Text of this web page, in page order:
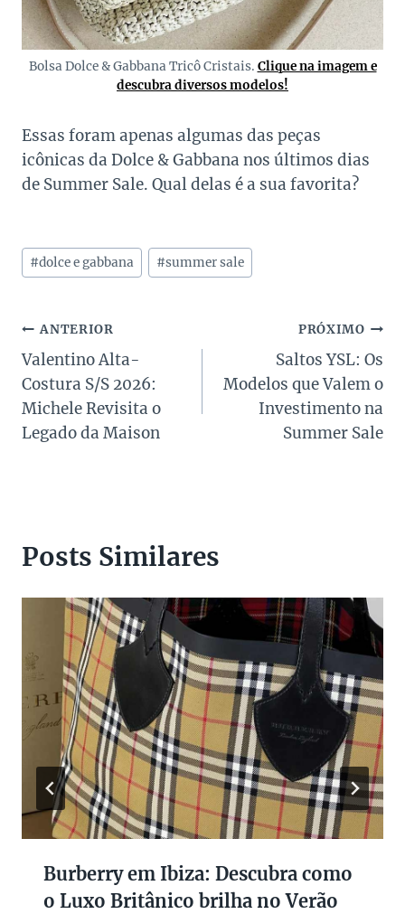
Bolsa Dolce & Gabbana Tricô Cristais. Clique na imagem e
descubra diversos modelos!
Essas foram apenas algumas das peças
icônicas da Dolce & Gabbana nos últimos dias
de Summer Sale. Qual delas é a sua favorita?
Tags
do
#dolce e gabbana #summer sale
Navegação
de
Post
ANTERIOR
Valentino Alta-
Costura S/S 2026:
Michele Revisita o
Legado da Maison
PRÓXIMO
Saltos YSL: Os
Modelos que Valem o
Investimento na
Summer Sale
Posts Similares
Burberry em Ibiza: Descubra como
o Luxo Britânico brilha no Verão